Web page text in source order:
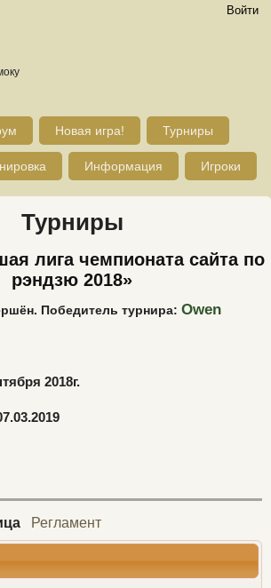
Войти
Новая игра! Турниры
Информация Игроки
Турниры
лига чемпионата сайта по
рэндзю 2018»
Победитель турнира: Owen
2018г.
Регламент